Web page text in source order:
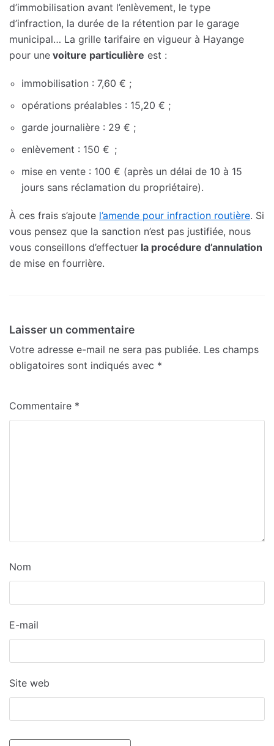
d’immobilisation avant l’enlèvement, le type
d’infraction, la durée de la rétention par le garage
municipal… La grille tarifaire en vigueur à Hayange
pour une voiture particulière est :
immobilisation : 7,60 € ;
opérations préalables : 15,20 € ;
garde journalière : 29 € ;
enlèvement : 150 € ;
mise en vente : 100 € (après un délai de 10 à 15
jours sans réclamation du propriétaire).
À ces frais s’ajoute l’amende pour infraction routière. Si
vous pensez que la sanction n’est pas justifiée, nous
vous conseillons d’effectuer la procédure d’annulation
de mise en fourrière.
Laisser un commentaire
Votre adresse e-mail ne sera pas publiée. Les champs
obligatoires sont indiqués avec *
Commentaire *
Nom
E-mail
Site web